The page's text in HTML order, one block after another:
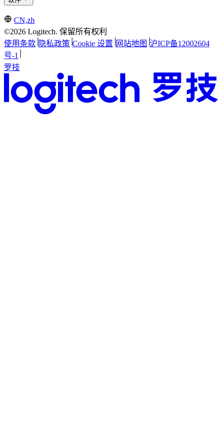
CN,zh
©2026 Logitech. 保留所有权利
使用条款 隐私政策 Cookie 设置 网站地图 沪ICP备12002604
号-1
罗技